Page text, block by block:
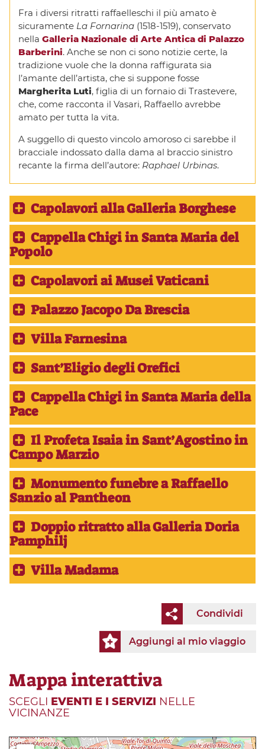
Fra i diversi ritratti raffaelleschi il più amato è
sicuramente La Fornarina (1518-1519), conservato
nella Galleria Nazionale di Arte Antica di Palazzo
Barberini. Anche se non ci sono notizie certe, la
tradizione vuole che la donna raffigurata sia
l’amante dell’artista, che si suppone fosse
Margherita Luti, figlia di un fornaio di Trastevere,
che, come racconta il Vasari, Raffaello avrebbe
amato per tutta la vita.
A suggello di questo vincolo amoroso ci sarebbe il
bracciale indossato dalla dama al braccio sinistro
recante la firma dell’autore: Raphael Urbinas.
Capolavori alla Galleria Borghese
Cappella Chigi in Santa Maria del
Popolo
Capolavori ai Musei Vaticani
Palazzo Jacopo Da Brescia
Villa Farnesina
Sant’Eligio degli Orefici
Cappella Chigi in Santa Maria della
Pace
Il Profeta Isaia in Sant’Agostino in
Campo Marzio
Monumento funebre a Raffaello
Sanzio al Pantheon
Doppio ritratto alla Galleria Doria
Pamphilj
Villa Madama
Condividi
Aggiungi al mio viaggio
Mappa interattiva
SCEGLI EVENTI E I SERVIZI NELLE
VICINANZE